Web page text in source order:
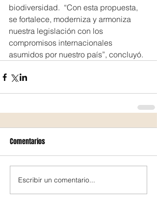
biodiversidad.  “Con esta propuesta,
se fortalece, moderniza y armoniza
nuestra legislación con los
compromisos internacionales
asumidos por nuestro país”, concluyó.
Comentarios
Escribir un comentario...